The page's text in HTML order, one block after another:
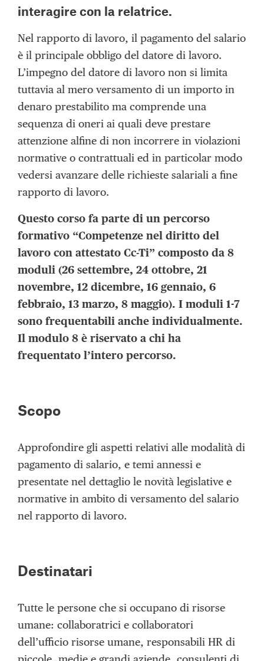
interagire con la relatrice.
Nel rapporto di lavoro, il pagamento del salario
è il principale obbligo del datore di lavoro.
L’impegno del datore di lavoro non si limita
tuttavia al mero versamento di un importo in
denaro prestabilito ma comprende una
sequenza di oneri ai quali deve prestare
attenzione alfine di non incorrere in violazioni
normative o contrattuali ed in particolar modo
vedersi avanzare delle richieste salariali a fine
rapporto di lavoro.
Questo corso fa parte di un percorso
formativo “Competenze nel diritto del
lavoro con attestato Cc-Ti” composto da 8
moduli (26 settembre, 24 ottobre, 21
novembre, 12 dicembre, 16 gennaio, 6
febbraio, 13 marzo, 8 maggio). I moduli 1-7
sono frequentabili anche individualmente.
Il modulo 8 è riservato a chi ha
frequentato l’intero percorso.
Scopo
Approfondire gli aspetti relativi alle modalità di
pagamento di salario, e temi annessi e
presentate nel dettaglio le novità legislative e
normative in ambito di versamento del salario
nel rapporto di lavoro.
Destinatari
Tutte le persone che si occupano di risorse
umane: collaboratrici e collaboratori
dell’ufficio risorse umane, responsabili HR di